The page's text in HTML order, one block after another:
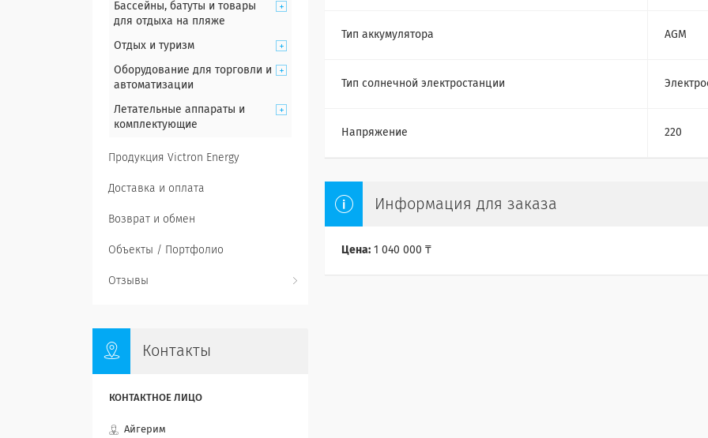
Тип аккумулятора AGM
Тип солнечной электростанции
Напряжение 220
Информация для заказа
Цена: 1 040 000 ₸
Бассейны, батуты и товары
для отдыха на пляже
Отдых и туризм
Оборудование для торговли и
автоматизации
Летательные аппараты и
комплектующие
Продукция Victron Energy
Доставка и оплата
Возврат и обмен
Объекты / Портфолио
Отзывы
Контакты
Айгерим